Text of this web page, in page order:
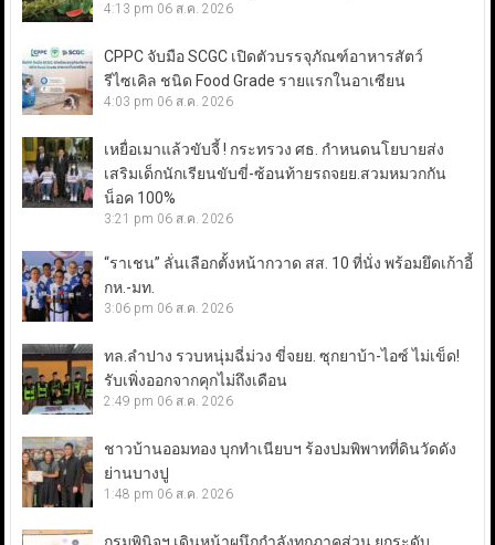
4:13 pm 06 ส.ค. 2026
CPPC จับมือ SCGC เปิดตัวบรรจุภัณฑ์อาหารสัตว์
รีไซเคิล ชนิด Food Grade รายแรกในอาเซียน
4:03 pm 06 ส.ค. 2026
เหยื่อเมาแล้วขับจี้ ! กระทรวง ศธ. กำหนดนโยบายส่ง
เสริมเด็กนักเรียนขับขี่-ซ้อนท้ายรถจยย.สวมหมวกกัน
น็อค 100%
3:21 pm 06 ส.ค. 2026
“ราเชน” ลั่นเลือกตั้งหน้ากวาด สส. 10 ที่นั่ง พร้อมยึดเก้าอี้
กห.-มท.
3:06 pm 06 ส.ค. 2026
ทล.ลำปาง รวบหนุ่มฉี่ม่วง ขี่จยย. ซุกยาบ้า-ไอซ์ ไม่เข็ด!
รับเพิ่งออกจากคุกไม่ถึงเดือน
2:49 pm 06 ส.ค. 2026
ชาวบ้านออมทอง บุกทำเนียบฯ ร้องปมพิพาทที่ดินวัดดัง
ย่านบางปู
1:48 pm 06 ส.ค. 2026